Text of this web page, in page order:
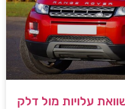
עלויות מול דלק